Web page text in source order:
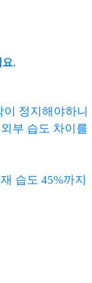
.
정지해야하나,
부 습도 차이를
습도 45%까지